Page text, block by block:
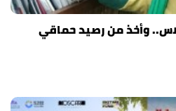
وأخذ من رصيد حماقي